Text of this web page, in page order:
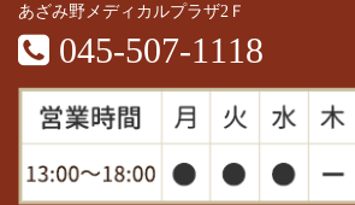
あざみ野メディカルプラザ2Ｆ
045-507-1118